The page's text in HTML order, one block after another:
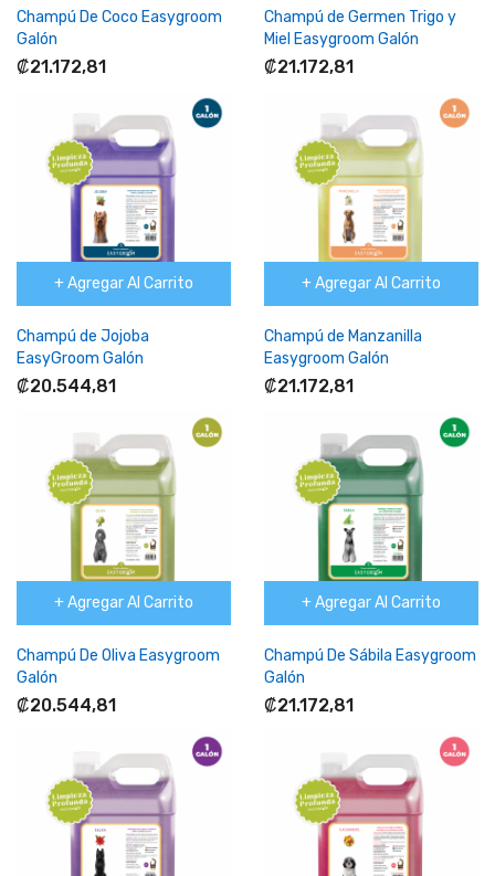
Champú De Coco Easygroom
Galón
₡21.172,81
Champú de Germen Trigo y
Miel Easygroom Galón
₡21.172,81
+ Agregar Al Carrito
Champú de Jojoba
EasyGroom Galón
₡20.544,81
+ Agregar Al Carrito
Champú de Manzanilla
Easygroom Galón
₡21.172,81
+ Agregar Al Carrito
Champú De Oliva Easygroom
Galón
₡20.544,81
+ Agregar Al Carrito
Champú De Sábila Easygroom
Galón
₡21.172,81